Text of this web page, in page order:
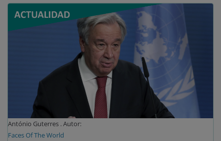
António Guterres . Autor:
Faces Of The World